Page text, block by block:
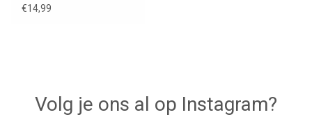
€14,99
Volg je ons al op Instagram?